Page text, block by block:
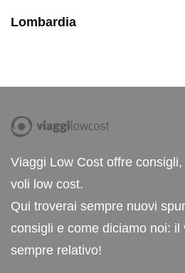
Lombardia
Viaggi Low Cost offre
voli low cost.
Qui troverai sempre nuovi
consigli e come diciamo noi: il
sempre relativo!